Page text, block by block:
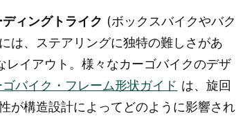
ィングトライク (ボックスバイクやバク
は、ステアリングに独特の難しさがあ
レイアウト。様々なカーゴバイクのデザ
ゴバイク・フレーム形状ガイド は、旋回
が構造設計によってどのように影響され